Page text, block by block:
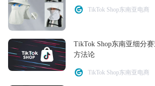
TikTok Shop东南亚电商
TikTok Shop东南亚细分
方法论
TikTok Shop东南亚电商